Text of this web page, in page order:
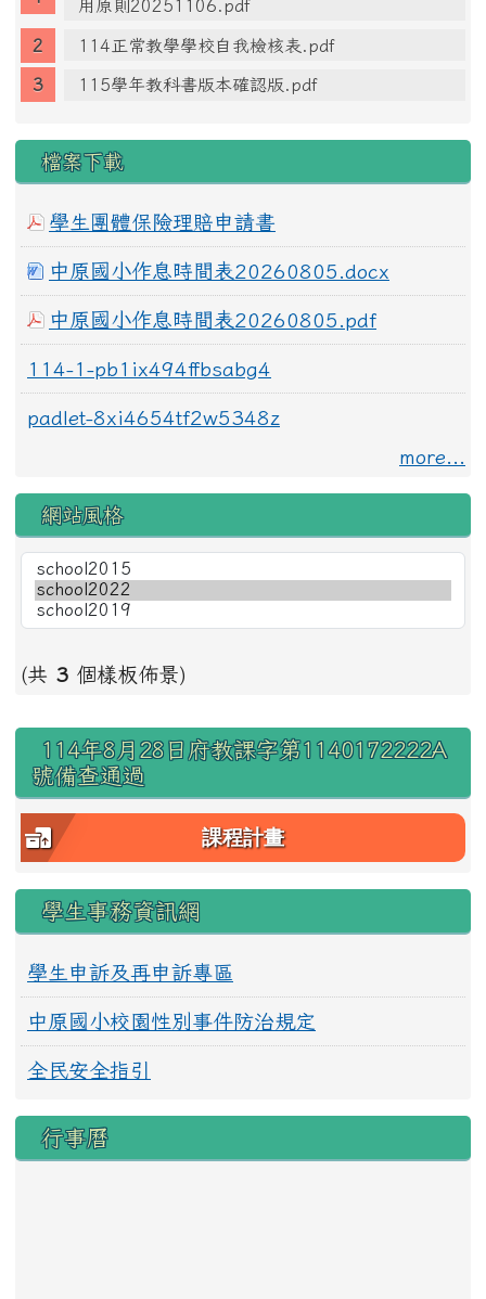
用原則20251106.pdf
114正常教學學校自我檢核表.pdf
115學年教科書版本確認版.pdf
檔案下載
學生團體保險理賠申請書
中原國小作息時間表20260805.docx
中原國小作息時間表20260805.pdf
114-1-pb1ix494ffbsabg4
padlet-8xi4654tf2w5348z
more...
網站風格
(共 3 個樣板佈景)
右邊區域內容
114年8月28日府教課字第1140172222A
號備查通過
課程計畫
學生事務資訊網
學生申訴及再申訴專區
中原國小校園性別事件防治規定
全民安全指引
行事曆